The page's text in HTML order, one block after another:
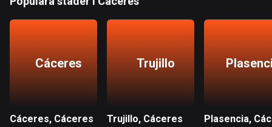
Honduras
Hongkong
3151 rutter
Cáceres
Cáceres, Cáceres
Trujillo
Trujillo, Cáceres